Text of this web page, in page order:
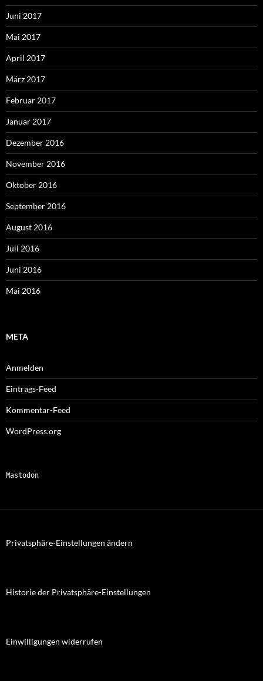
Juni 2017
Mai 2017
April 2017
März 2017
Februar 2017
Januar 2017
Dezember 2016
November 2016
Oktober 2016
September 2016
August 2016
Juli 2016
Juni 2016
Mai 2016
META
Anmelden
Eintrags-Feed
Kommentar-Feed
WordPress.org
Mastodon
Privatsphäre-Einstellungen ändern
Historie der Privatsphäre-Einstellungen
Einwilligungen widerrufen